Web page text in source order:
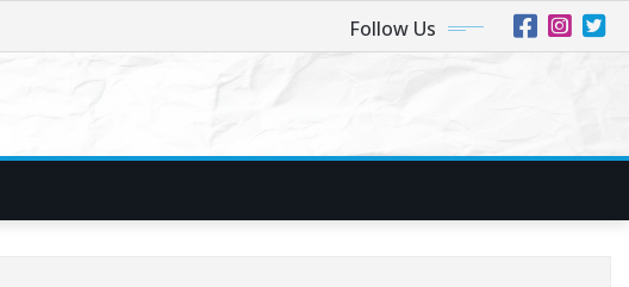
Follow Us